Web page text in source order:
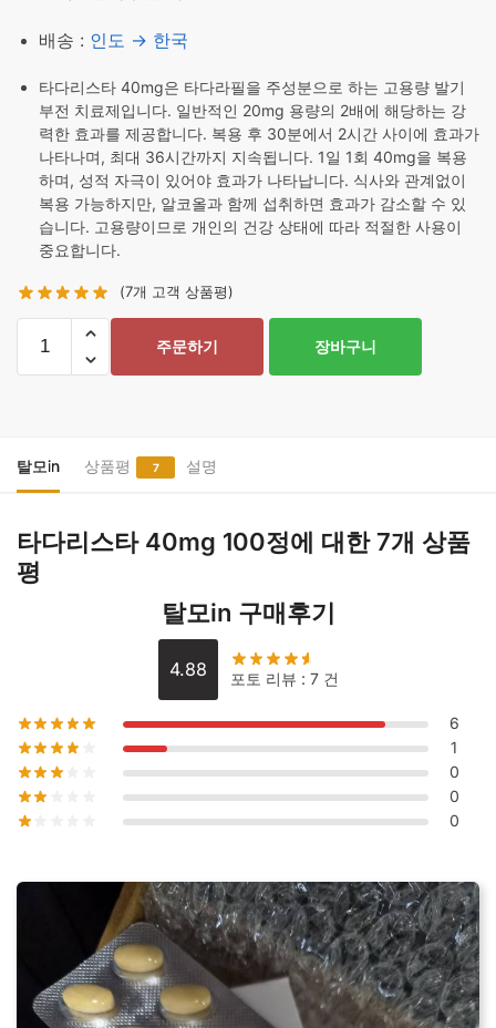
배송 : 인도 → 한국
타다리스타 40mg은 타다라필을 주성분으로 하는 고용량 발기
부전 치료제입니다. 일반적인 20mg 용량의 2배에 해당하는 강
력한 효과를 제공합니다. 복용 후 30분에서 2시간 사이에 효과가
나타나며, 최대 36시간까지 지속됩니다. 1일 1회 40mg을 복용
하며, 성적 자극이 있어야 효과가 나타납니다. 식사와 관계없이
복용 가능하지만, 알코올과 함께 섭취하면 효과가 감소할 수 있
습니다. 고용량이므로 개인의 건강 상태에 따라 적절한 사용이
중요합니다.
(7개 고객 상품평)
40mg
100
수
량
주문하기 장바구니
탈모in 상품평 7 설명
타다리스타 40mg 100정에 대한 7개 상품
평
탈모in 구매후기
4.88 포토 리뷰 : 7 건
6
1
0
0
0